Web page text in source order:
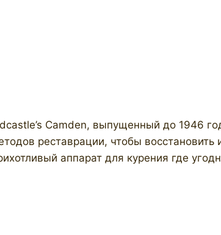
Camden, выпущенный до 1946
реставрации, чтобы восстановить
аппарат для курения где